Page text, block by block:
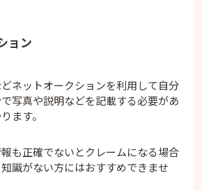
ョン
ネットオークションを利用して自分
写真や説明などを記載する必要があ
ます。
も正確でないとクレームになる場合
識がない方にはおすすめできませ